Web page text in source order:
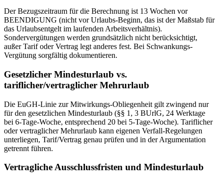
Der Bezugszeitraum für die Berechnung ist 13 Wochen vor
BEENDIGUNG (nicht vor Urlaubs-Beginn, das ist der Maßstab für
das Urlaubsentgelt im laufenden Arbeitsverhältnis).
Sondervergütungen werden grundsätzlich nicht berücksichtigt,
außer Tarif oder Vertrag legt anderes fest. Bei Schwankungs-
Vergütung sorgfältig dokumentieren.
Gesetzlicher Mindesturlaub vs.
tariflicher/vertraglicher Mehrurlaub
Die EuGH-Linie zur Mitwirkungs-Obliegenheit gilt zwingend nur
für den gesetzlichen Mindesturlaub (§§ 1, 3 BUrlG, 24 Werktage
bei 6-Tage-Woche, entsprechend 20 bei 5-Tage-Woche). Tariflicher
oder vertraglicher Mehrurlaub kann eigenen Verfall-Regelungen
unterliegen, Tarif/Vertrag genau prüfen und in der Argumentation
getrennt führen.
Vertragliche Ausschlussfristen und Mindesturlaub